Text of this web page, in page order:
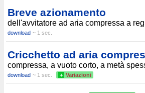
Breve azionamento
dell'avvitatore ad aria compressa a
download ~ 1 sec.
Cricchetto ad aria
compressa, a vuoto corto, a metà
download ~ 1 sec. + Variazioni